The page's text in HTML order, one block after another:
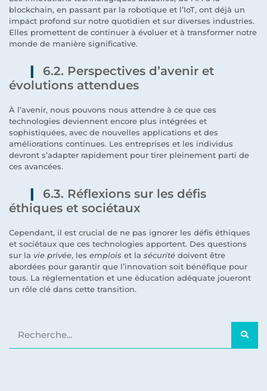
blockchain, en passant par la robotique et l’IoT, ont déjà un
impact profond sur notre quotidien et sur diverses industries.
Elles promettent de continuer à évoluer et à transformer notre
monde de manière significative.
6.2. Perspectives d’avenir et
évolutions attendues
À l’avenir, nous pouvons nous attendre à ce que ces
technologies deviennent encore plus intégrées et
sophistiquées, avec de nouvelles applications et des
améliorations continues. Les entreprises et les individus
devront s’adapter rapidement pour tirer pleinement parti de
ces avancées.
6.3. Réflexions sur les défis
éthiques et sociétaux
Cependant, il est crucial de ne pas ignorer les défis éthiques
et sociétaux que ces technologies apportent. Des questions
sur la vie privée, les emplois et la sécurité doivent être
abordées pour garantir que l’innovation soit bénéfique pour
tous. La réglementation et une éducation adéquate joueront
un rôle clé dans cette transition.